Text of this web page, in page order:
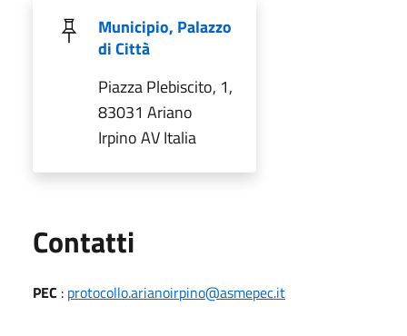
Municipio, Palazzo
di Città
Piazza Plebiscito, 1,
83031 Ariano
Irpino AV Italia
Contatti
PEC : protocollo.arianoirpino@asmepec.it